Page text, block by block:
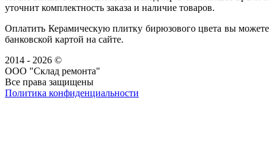
уточнит комплектность заказа и наличие товаров.
Оплатить Керамическую плитку бирюзового цвета вы можете
банковской картой на сайте.
2014 - 2026 ©
ООО "Склад ремонта"
Все права защищены
Политика конфиденциальности